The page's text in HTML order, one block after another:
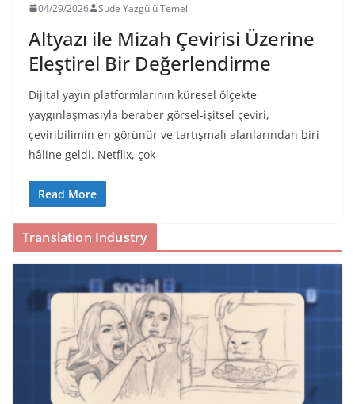
04/29/2026 Sude Yazgülü Temel
Altyazı ile Mizah Çevirisi Üzerine
Eleştirel Bir Değerlendirme
Dijital yayın platformlarının küresel ölçekte
yaygınlaşmasıyla beraber görsel-işitsel çeviri,
çeviribilimin en görünür ve tartışmalı alanlarından biri
hâline geldi. Netflix, çok
Read More
Translation Industry